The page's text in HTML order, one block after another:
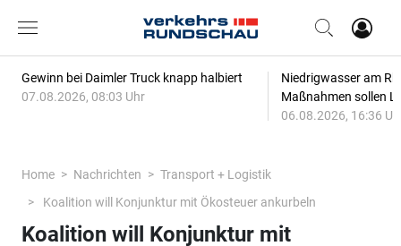
Gewinn bei Daimler Truck knapp halbiert
07.08.2026, 08:03 Uhr
Niedrigwasser am
Maßnahmen sollen
06.08.2026, 16:36
Home Nachrichten
Transport + Logistik
Koalition will Konjunktur mit Ökosteuer ankurbeln
Koalition will Konjunktur mit